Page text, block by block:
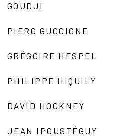
GOUDJI
PIERO GUCCIONE
GRÉGOIRE HESPEL
PHILIPPE HIQUILY
DAVID HOCKNEY
JEAN IPOUSTÉGUY